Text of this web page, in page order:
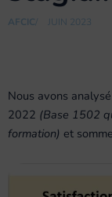
AFCIC/ JUIN 2023
Nous avons
2022 (Base 1502
formation) et